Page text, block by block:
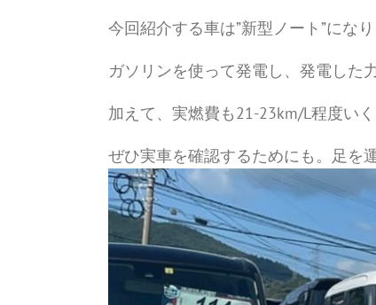
今回紹介する車は”新型ノート”になり
ガソリンを使って発電し、発電した
加えて、実燃費も21-23km/L程度い
ぜひ実車を確認するためにも。足を